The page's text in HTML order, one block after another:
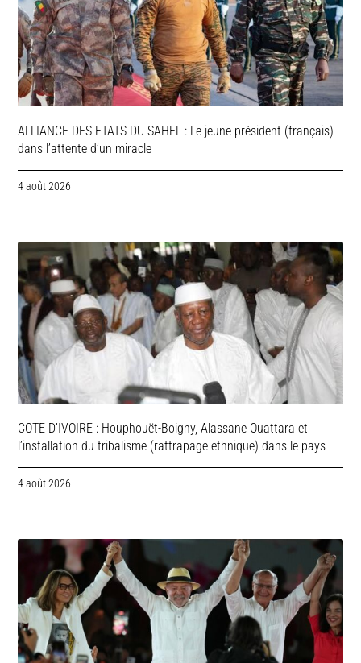
ALLIANCE DES ETATS DU SAHEL : Le jeune président (français)
dans l’attente d’un miracle
4 août 2026
COTE D’IVOIRE : Houphouët-Boigny, Alassane Ouattara et
l’installation du tribalisme (rattrapage ethnique) dans le pays
4 août 2026